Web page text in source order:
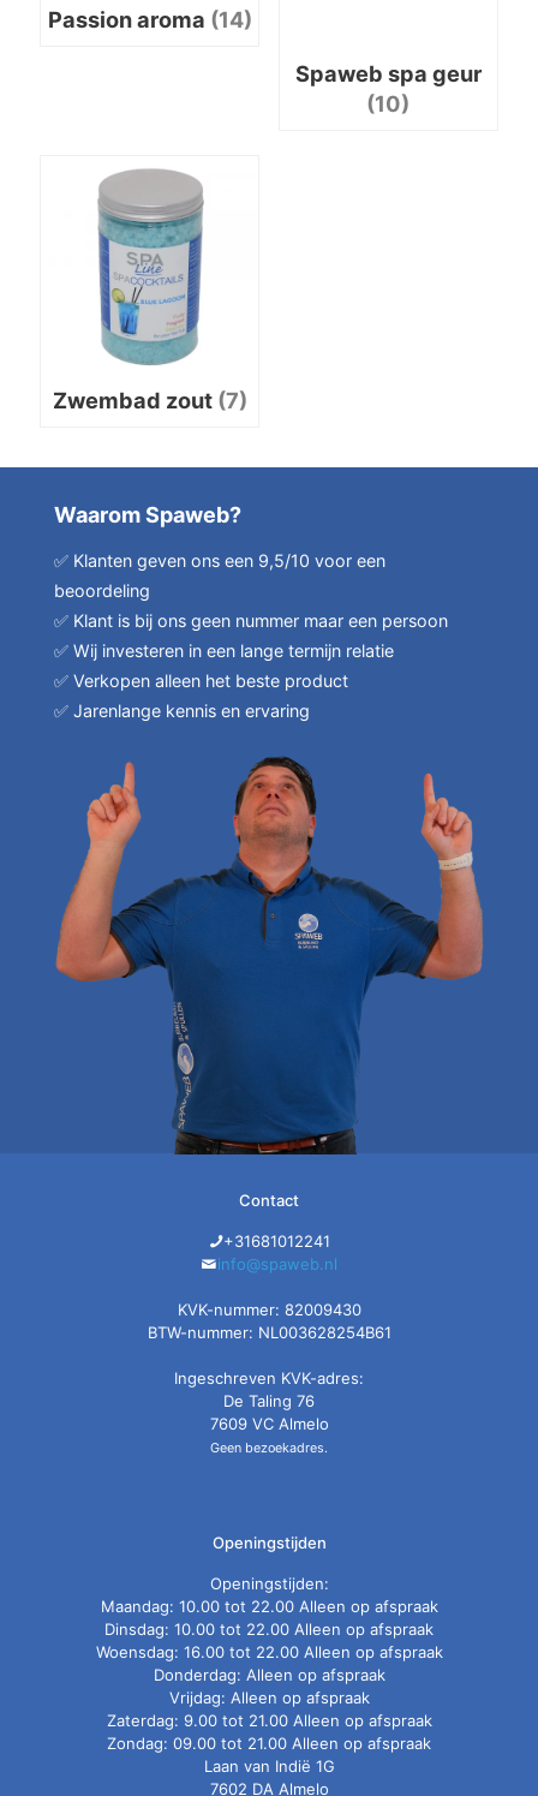
Passion aroma (14)
Spaweb spa geur
(10)
Zwembad zout (7)
Waarom Spaweb?
✅ Klanten geven ons een 9,5/10 voor een
beoordeling
✅ Klant is bij ons geen nummer maar een persoon
✅ Wij investeren in een lange termijn relatie
✅ Verkopen alleen het beste product
✅ Jarenlange kennis en ervaring
Contact
+31681012241
info@spaweb.nl
KVK-nummer: 82009430
BTW-nummer: NL003628254B61
Ingeschreven KVK-adres:
De Taling 76
7609 VC Almelo
Geen bezoekadres.
Openingstijden
Openingstijden:
Maandag: 10.00 tot 22.00 Alleen op afspraak
Dinsdag: 10.00 tot 22.00 Alleen op afspraak
Woensdag: 16.00 tot 22.00 Alleen op afspraak
Donderdag: Alleen op afspraak
Vrijdag: Alleen op afspraak
Zaterdag: 9.00 tot 21.00 Alleen op afspraak
Zondag: 09.00 tot 21.00 Alleen op afspraak
Laan van Indië 1G
7602 DA Almelo